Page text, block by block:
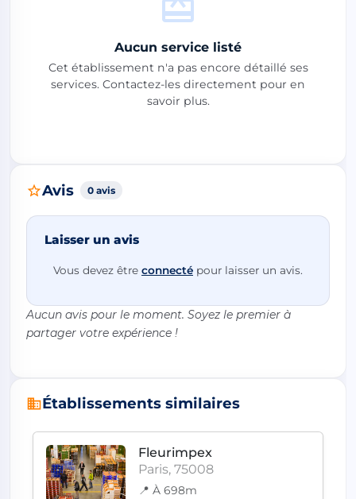
Aucun service listé
Cet établissement n'a pas encore détaillé ses
services. Contactez-les directement pour en
savoir plus.
Avis 0 avis
Laisser un avis
Vous devez être connecté pour laisser un avis.
Aucun avis pour le moment. Soyez le premier à
partager votre expérience !
Établissements similaires
Fleurimpex
Paris, 75008
📍 À 698m